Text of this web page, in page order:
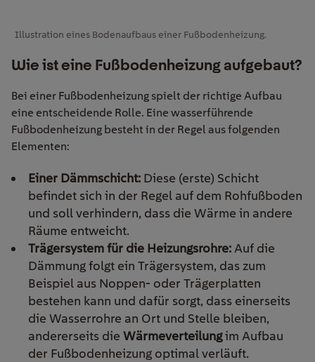
Illustration eines Bodenaufbaus einer Fußbodenheizung.
Wie ist eine Fußbodenheizung aufgebaut?
Bei einer Fußbodenheizung spielt der richtige Aufbau
eine entscheidende Rolle. Eine wasserführende
Fußbodenheizung besteht in der Regel aus folgenden
Elementen:
Einer Dämmschicht: Diese (erste) Schicht
befindet sich in der Regel auf dem Rohfußboden
und soll verhindern, dass die Wärme in andere
Räume entweicht.
Trägersystem für die Heizungsrohre: Auf die
Dämmung folgt ein Trägersystem, das zum
Beispiel aus Noppen- oder Trägerplatten
bestehen kann und dafür sorgt, dass einerseits
die Wasserrohre an Ort und Stelle bleiben,
andererseits die Wärmeverteilungim Aufbau
der Fußbodenheizung optimal verläuft.